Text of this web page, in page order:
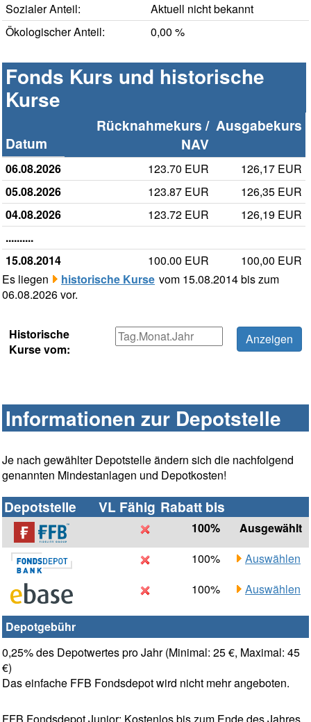
Sozialer Anteil:
Aktuell nicht bekannt
Ökologischer Anteil:
0,00 %
Fonds Kurs und historische
Kurse
Datum
Rücknahmekurs /
NAV
Ausgabekurs
06.08.2026 123.70 EUR
126,17 EUR
05.08.2026
123.87 EUR
126,35 EUR
04.08.2026
123.72 EUR
126,19 EUR
..........
15.08.2014
100.00 EUR
100,00 EUR
Es liegen
historische Kurse vom 15.08.2014 bis zum
06.08.2026 vor.
Historische
Kurse vom:
Informationen zur Depotstelle
Je nach gewählter Depotstelle ändern sich die nachfolgend
genannten Mindestanlagen und Depotkosten!
Depotstelle VL Fähig Rabatt bis
100%
Ausgewählt
100%
Auswählen
100%
Auswählen
Depotgebühr
0,25% des Depotwertes pro Jahr (Minimal: 25 €, Maximal: 45
€)
Das einfache FFB Fondsdepot wird nicht mehr angeboten.